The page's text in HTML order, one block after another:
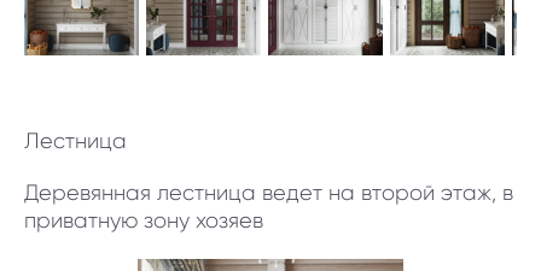
Лестница
Деревянная лестница ведет на второй этаж, в
приватную зону хозяев